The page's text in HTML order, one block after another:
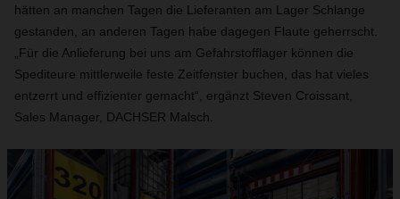
hätten an manchen Tagen die Lieferanten am Lager Schlange
gestanden, an anderen Tagen habe dagegen Flaute geherrscht.
„Für die Anlieferung bei uns am Gefahrstofflager können die
Spediteure mittlerweile feste Zeitfenster buchen, das hat vieles
entzerrt und effizienter gemacht“, ergänzt Steven Croissant,
Sales Manager, DACHSER Malsch.